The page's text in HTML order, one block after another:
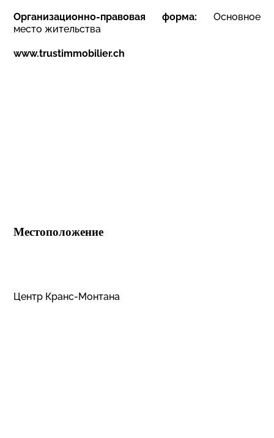
Организационно-правовая форма: Основное
место жительства
www.trustimmobilier.ch
Местоположение
Центр Кранс-Монтана